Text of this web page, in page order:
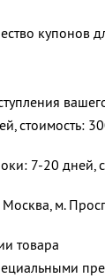
купонов
стоимость:
7-20 дней,
м.
товара